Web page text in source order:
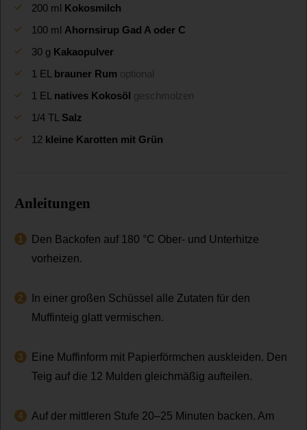
200 ml Kokosmilch
100 ml Ahornsirup Gad A oder C
30 g Kakaopulver
1 EL brauner Rum optional
1 EL natives Kokosöl geschmolzen
1/4 TL Salz
12 kleine Karotten mit Grün
Anleitungen
Den Backofen auf 180 °C Ober- und Unterhitze
vorheizen.
In einer großen Schüssel alle Zutaten für den
Muffinteig glatt vermischen.
Eine Muffinform mit Papierförmchen auskleiden. Den
Teig auf die 12 Mulden gleichmäßig aufteilen.
Auf der mittleren Stufe 20–25 Minuten backen. Am